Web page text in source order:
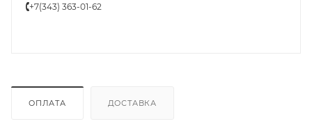
+7(343) 363-01-62
ОПЛАТА ДОСТАВКА